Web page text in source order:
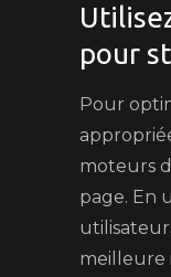
pour
Pour
moteurs
page. En
meilleure